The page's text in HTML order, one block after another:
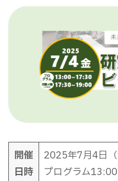
開催
日時
2025年7月4日（
プログラム